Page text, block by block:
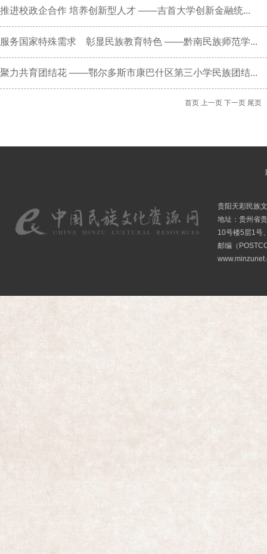
推进校政企合作 培养创新型人才 ——吉首大学创新金融统...
服务国家特殊需求 彰显民族教育特色 ——黔南民族师范学...
聚力共育团结花 ——鄂尔多斯市康巴什区第三小学民族团结...
首页 上一页 下一页 尾页
贵阳天彩民族
地址：贵州省
10号楼5层1号
邮编（